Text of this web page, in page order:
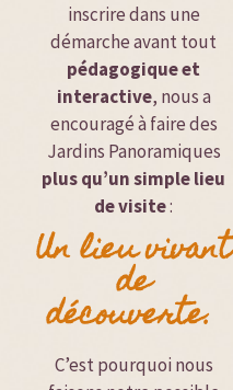
inscrire dans une
démarche avant tout
pédagogique et
interactive, nous a
encouragé à faire des
Jardins Panoramiques
plus qu’un simple lieu
de visite:
Un lieu vivant
de
découverte.
C’est pourquoi nous